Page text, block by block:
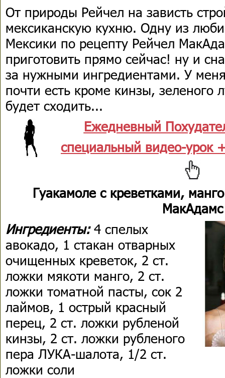
От природы Рейчел на зависть
мексиканскую кухню. Одну из
Мексики по рецепту Рейчел
приготовить прямо сейчас! ну и
за нужными ингредиентами. У
почти есть кроме кинзы, зеленого
будет сходить...
Ежедневный
специальный видео-урок
Гуакамоле с креветками,
МакАдамс
Ингредиенты:4 спелых
авокадо, 1 стакан отварных
очищенных креветок, 2 ст.
ложки мякоти манго, 2 ст.
ложки томатной пасты, сок 2
лаймов, 1 острый красный
перец, 2 ст. ложки рубленой
кинзы, 2 ст. ложки рубленого
пера ЛУКА-шалота, 1/2 ст.
ложки соли